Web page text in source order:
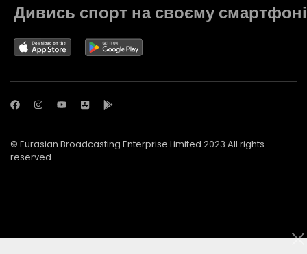
Дивись спорт на своєму смартфоні
© Eurasian Broadcasting Enterprise Limited 2023 All rights
reserved